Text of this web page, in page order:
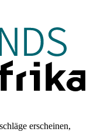
erscheinen,